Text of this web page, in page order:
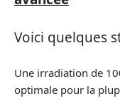
Voici quelques
Une irradiation de
optimale pour la